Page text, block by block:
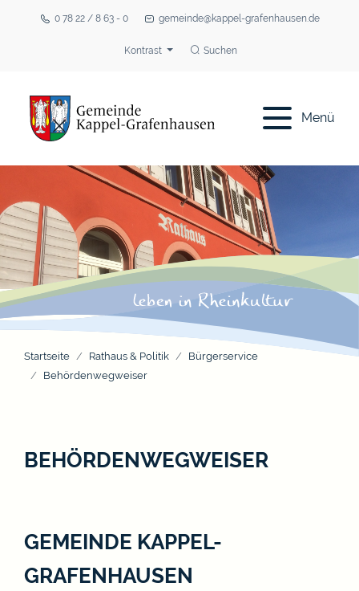
0 78 22 / 8 63 - 0 gemeinde@kappel-grafenhausen.de
Kontrast Suchen
Menü
Startseite Rathaus & Politik
Bürgerservice
Behördenwegweiser
BEHÖRDENWEGWEISER
GEMEINDE KAPPEL-
GRAFENHAUSEN